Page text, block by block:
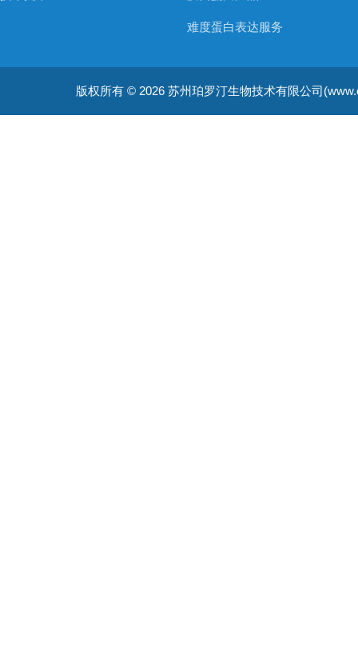
难度蛋白表达服务
版权所有 © 2026 苏州珀罗汀生物技术有限公司